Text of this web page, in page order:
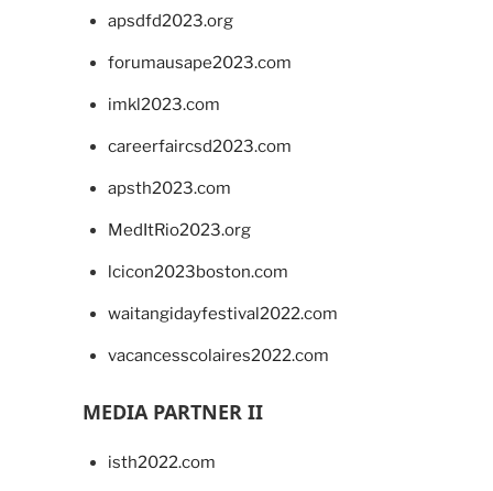
apsdfd2023.org
forumausape2023.com
imkl2023.com
careerfaircsd2023.com
apsth2023.com
MedItRio2023.org
lcicon2023boston.com
waitangidayfestival2022.com
vacancesscolaires2022.com
MEDIA PARTNER II
isth2022.com